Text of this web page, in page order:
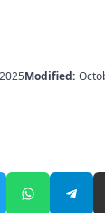
Modified: